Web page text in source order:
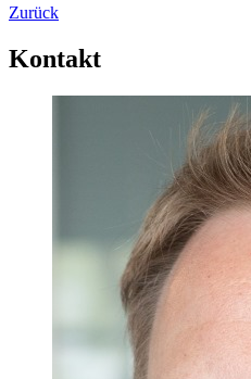
Zurück
Kontakt